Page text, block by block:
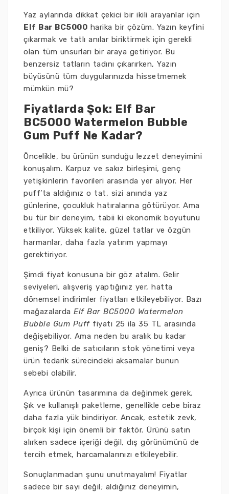
Yaz aylarında dikkat çekici bir ikili arayanlar için
Elf Bar BC5000 harika bir çözüm. Yazın keyfini
çıkarmak ve tatlı anılar biriktirmek için gerekli
olan tüm unsurları bir araya getiriyor. Bu
benzersiz tatların tadını çıkarırken, Yazın
büyüsünü tüm duygularınızda hissetmemek
mümkün mü?
Fiyatlarda Şok: Elf Bar
BC5000 Watermelon Bubble
Gum Puff Ne Kadar?
Öncelikle, bu ürünün sunduğu lezzet deneyimini
konuşalım. Karpuz ve sakız birleşimi, genç
yetişkinlerin favorileri arasında yer alıyor. Her
puff’ta aldığınız o tat, sizi anında yaz
günlerine, çocukluk hatıralarına götürüyor. Ama
bu tür bir deneyim, tabii ki ekonomik boyutunu
etkiliyor. Yüksek kalite, güzel tatlar ve özgün
harmanlar, daha fazla yatırım yapmayı
gerektiriyor.
Şimdi fiyat konusuna bir göz atalım. Gelir
seviyeleri, alışveriş yaptığınız yer, hatta
dönemsel indirimler fiyatları etkileyebiliyor. Bazı
mağazalarda Elf Bar BC5000 Watermelon
Bubble Gum Pufffiyatı 25 ila 35 TL arasında
değişebiliyor. Ama neden bu aralık bu kadar
geniş? Belki de satıcıların stok yönetimi veya
ürün tedarik sürecindeki aksamalar bunun
sebebi olabilir.
Ayrıca ürünün tasarımına da değinmek gerek.
Şık ve kullanışlı paketleme, genellikle cebe biraz
daha fazla yük bindiriyor. Ancak, estetik zevk,
birçok kişi için önemli bir faktör. Ürünü satın
alırken sadece içeriği değil, dış görünümünü de
tercih etmek, harcamalarınızı etkileyebilir.
Sonuçlanmadan şunu unutmayalım! Fiyatlar
sadece bir sayı değil; aldığınız deneyimin,